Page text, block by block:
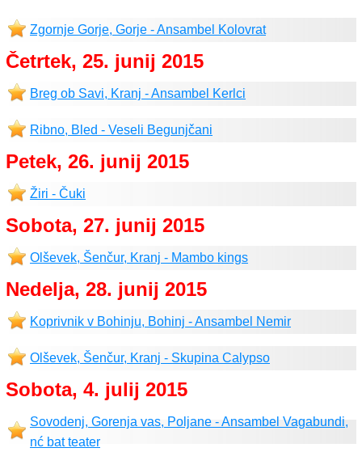
Zgornje Gorje, Gorje - Ansambel Kolovrat
Četrtek, 25. junij 2015
Breg ob Savi, Kranj - Ansambel Kerlci
Ribno, Bled - Veseli Begunjčani
Petek, 26. junij 2015
Žiri - Čuki
Sobota, 27. junij 2015
Olševek, Šenčur, Kranj - Mambo kings
Nedelja, 28. junij 2015
Koprivnik v Bohinju, Bohinj - Ansambel Nemir
Olševek, Šenčur, Kranj - Skupina Calypso
Sobota, 4. julij 2015
Sovodenj, Gorenja vas, Poljane - Ansambel Vagabundi,
nć bat teater